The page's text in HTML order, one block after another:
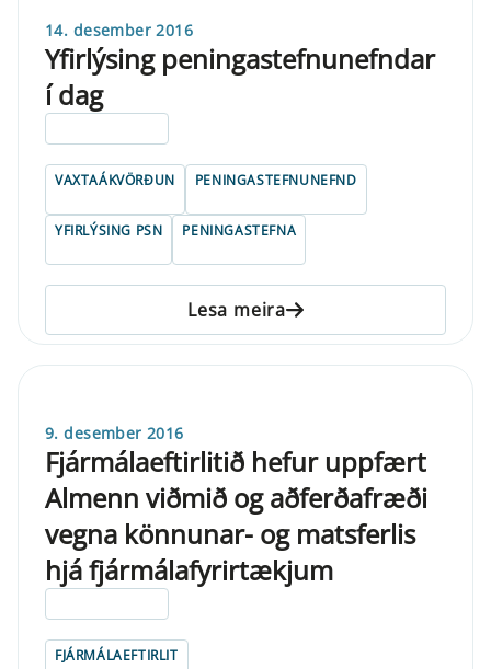
14. desember 2016
Yfirlýsing peningastefnunefndar
í dag
VAXTAÁKVÖRÐUN PENINGASTEFNUNEFND
YFIRLÝSING PSN PENINGASTEFNA
Lesa meira
9. desember 2016
Fjármálaeftirlitið hefur uppfært
Almenn viðmið og aðferðafræði
vegna könnunar- og matsferlis
hjá fjármálafyrirtækjum
FJÁRMÁLAEFTIRLIT